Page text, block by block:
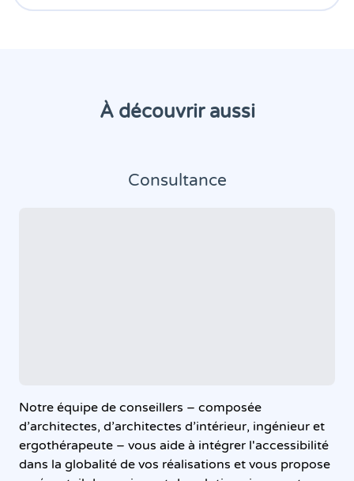
À découvrir aussi
Consultance
Notre équipe de conseillers – composée
d’architectes, d’architectes d’intérieur, ingénieur et
ergothérapeute – vous aide à intégrer l'accessibilité
dans la globalité de vos réalisations et vous propose